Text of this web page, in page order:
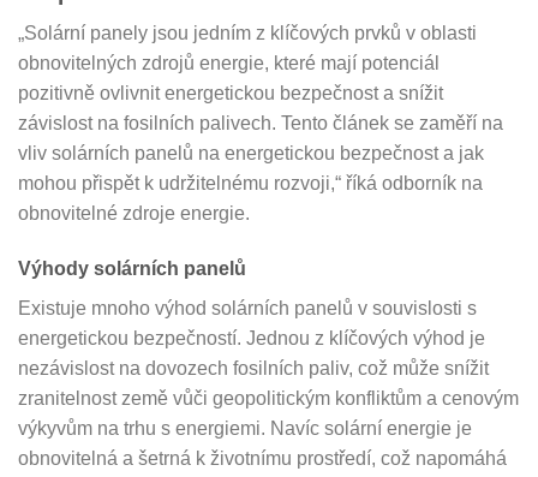
„Solární panely jsou jedním z klíčových prvků v oblasti
obnovitelných zdrojů energie, které mají potenciál
pozitivně ovlivnit energetickou bezpečnost a snížit
závislost na fosilních palivech. Tento článek se zaměří na
vliv solárních panelů na energetickou bezpečnost a jak
mohou přispět k udržitelnému rozvoji,“ říká odborník na
obnovitelné zdroje energie.
Výhody solárních panelů
Existuje mnoho výhod solárních panelů v souvislosti s
energetickou bezpečností. Jednou z klíčových výhod je
nezávislost na dovozech fosilních paliv, což může snížit
zranitelnost země vůči geopolitickým konfliktům a cenovým
výkyvům na trhu s energiemi. Navíc solární energie je
obnovitelná a šetrná k životnímu prostředí, což napomáhá